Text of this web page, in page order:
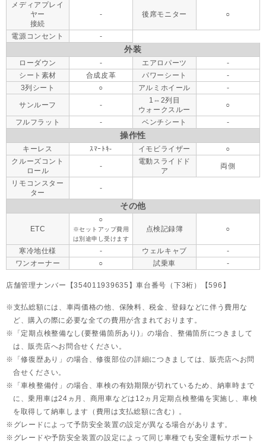
メディアプレイ
ヤー
接続
- 後席モニター ○
電源コンセント -
外装
ローダウン - エアロパーツ
-
シート素材
合成皮革 パワーシート
-
3列シート
○ アルミホイール -
サンルーフ -
1⇔2列目
ウォークスルー
○
フルフラット - ベンチシート -
操作性
キーレス ｽﾏｰﾄｷ- イモビライザー
○
クルーズコント
ロール
-
電動スライドド
ア
両側
リモコンスター
ター
-
その他
ETC
○
※セットアップ費用
は別途申し受けます
点検記録簿 ○
寒冷地仕様 - ウェルキャブ
-
ワンオーナー
○ 試乗車 -
店舗管理ナンバー【354011939635】車台番号（下3桁）【596】
支払総額には、車両価格の他、保険料、税金、登録などに伴う費用な
ど、購入の際に必要な全ての費用が含まれております。
「定期点検整備なし(要整備箇所あり)」の場合、整備箇所につきまして
は、販売店へお問合せください。
「修復歴あり」の場合、修復部位の詳細につきましては、販売店へお問
合せください。
「車検整備付」の場合、車検の有効期限が切れているため、納車時まで
に、乗用車は24ヵ月、 商用車などは12ヵ月定期点検整備を実施し、車検
を取得して納車します（費用は支払総額に含む）。
グレードによって予防安全装置の設定が異なる場合があります。
グレードや予防安全装置の設定によって同じ車種でも安全運転サポート